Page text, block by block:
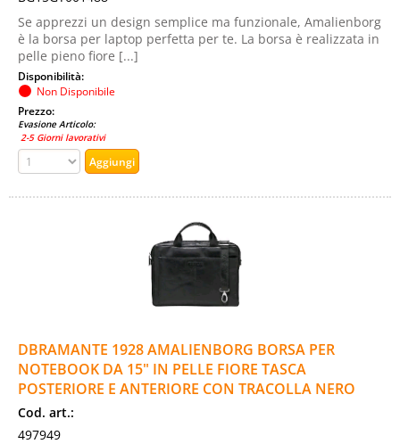
Se apprezzi un design semplice ma funzionale, Amalienborg
è la borsa per laptop perfetta per te. La borsa è realizzata in
pelle pieno fiore [...]
Disponibilità:
Non Disponibile
Prezzo:
Evasione Articolo:
2-5 Giorni lavorativi
DBRAMANTE 1928 AMALIENBORG BORSA PER
NOTEBOOK DA 15" IN PELLE FIORE TASCA
POSTERIORE E ANTERIORE CON TRACOLLA NERO
Cod. art.:
497949